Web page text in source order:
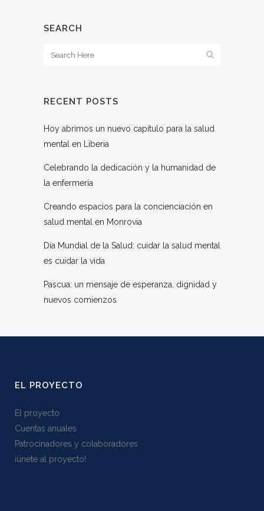
SEARCH
RECENT POSTS
Hoy abrimos un nuevo capítulo para la salud
mental en Liberia
Celebrando la dedicación y la humanidad de
la enfermería
Creando espacios para la concienciación en
salud mental en Monrovia
Día Mundial de la Salud: cuidar la salud mental
es cuidar la vida
Pascua: un mensaje de esperanza, dignidad y
nuevos comienzos
EL PROYECTO
El proyecto
Cuentas anuales
Patrocinadores y colaboradores
¡ünete al proyecto!